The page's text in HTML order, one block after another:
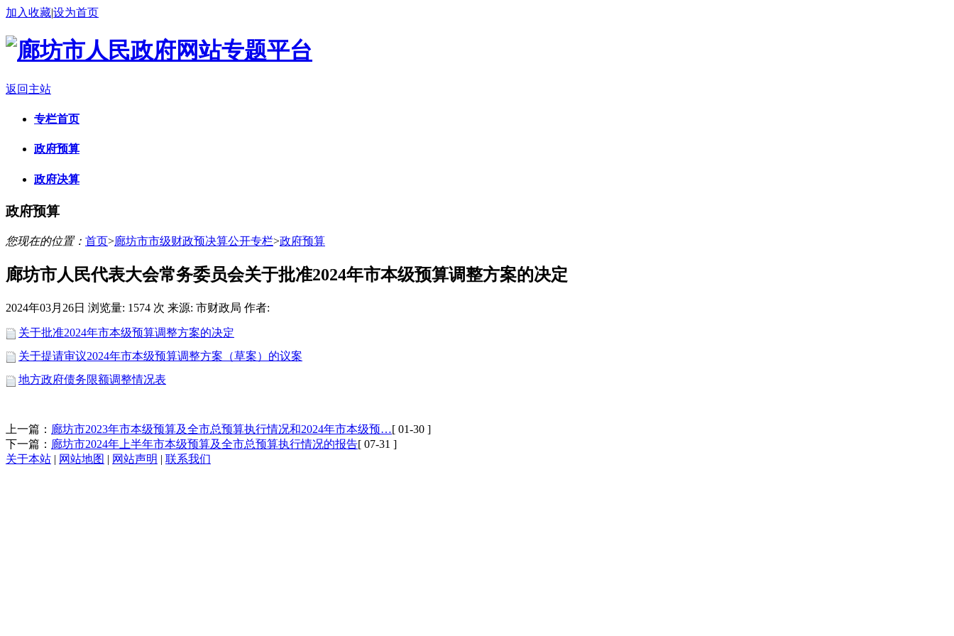
加入收藏|设为首页
返回主站
专栏首页
政府预算
政府决算
政府预算
您现在的位置： 首页>廊坊市市级财政预决算公开专栏>政府预算
廊坊市人民代表大会常务委员会关于批准2024年市本级预算调整方案的决定
2024年03月26日 浏览量: 1574 次 来源: 市财政局 作者:
关于批准2024年市本级预算调整方案的决定
关于提请审议2024年市本级预算调整方案（草案）的议案
地方政府债务限额调整情况表
上一篇： 廊坊市2023年市本级预算及全市总预算执行情况和2024年市本级预…[ 01-30 ]
下一篇： 廊坊市2024年上半年市本级预算及全市总预算执行情况的报告[ 07-31 ]
关于本站 | 网站地图 | 网站声明 | 联系我们